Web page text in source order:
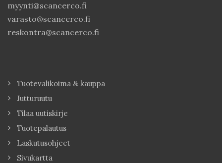
myynti@scancerco.fi
varasto@scancerco.fi
reskontra@scancerco.fi
Tuotevalikoima & kauppa
Jutturuutu
Tilaa uutiskirje
Tuotepalautus
Laskutusohjeet
Sivukartta